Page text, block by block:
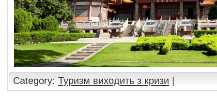
Category: Туризм виходить з кризи